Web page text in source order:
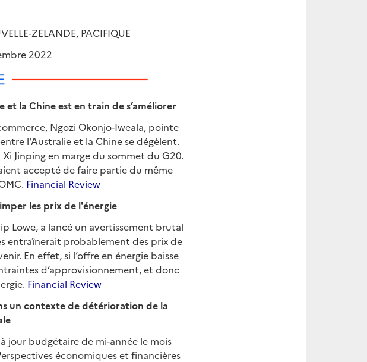
ZELANDE, PACIFIQUE
2022
la Chine est en train de s’améliorer
Ngozi Okonjo-Iweala, pointe
l'Australie et la Chine se dégèlent.
Jinping en marge du sommet du G20.
accepté de faire partie du même
Financial Review
les prix de l'énergie
Lowe, a lancé un avertissement brutal
entraînerait probablement des prix de
En effet, si l’offre en énergie baisse
d’approvisionnement, et donc
Financial Review
un contexte de détérioration de la
jour budgétaire de mi-année le mois
économiques et financières